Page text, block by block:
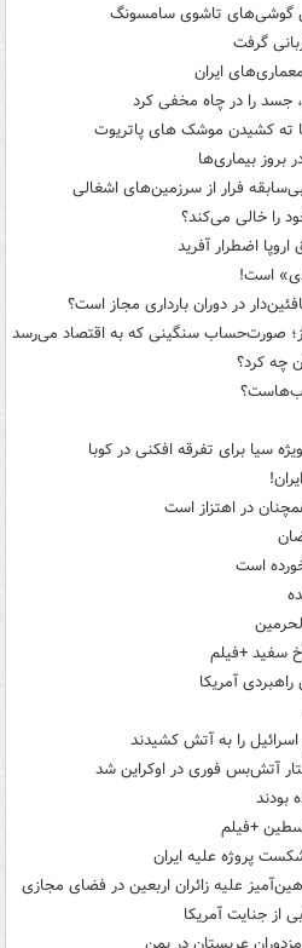
گوشی‌های تاشوی سامسونگ
ایران
را در چاه مخفی کرد
ته کشیدن موشک های پاتریوت
بیماری‌ها
فرار از سرزمین‌های اشغالی
را خالی می‌کند؟
اروپا اضطرار آفرید
است!
در دوران بارداری مجاز است؟
صورت‌حساب سنگینی که به اقتصاد می‌رسد
چه کرد؟
سیا برای تفرقه افکنی در کوبا
در اهتزاز است
است
سفید +فیلم
آمریکا
را به آتش کشیدند
آتش‌بس فوری در اوکراین شد
بودند
+فیلم
پروژه علیه ایران
علیه زائران اربعین در فضای مجازی
از جنایت آمریکا
عربستان در یمن